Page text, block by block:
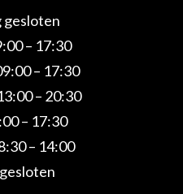
gesloten
– 17:30
– 17:30
– 20:30
– 17:30
– 14:00